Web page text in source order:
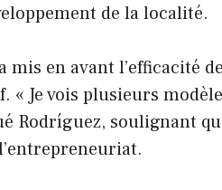
de la localité.
en avant l’efficacité
Je vois plusieurs
Rodríguez, soulignant